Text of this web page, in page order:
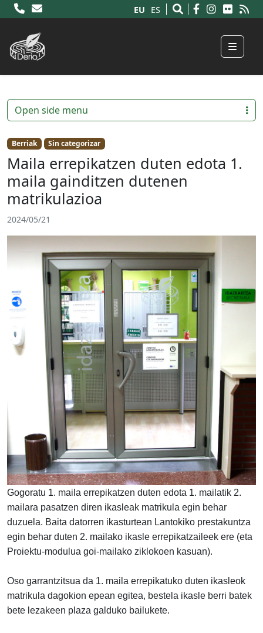
EU ES
Menu
Berriak Sin categorizar
Maila errepikatzen duten edota 1.
maila gainditzen dutenen
matrikulazioa
2024/05/21
Gogoratu 1. maila errepikatzen duten edota 1. mailatik 2.
mailara pasatzen diren ikasleak matrikula egin behar
duzuela. Baita datorren ikasturtean Lantokiko prestakuntza
egin behar duten 2. mailako ikasle errepikatzaileek ere (eta
Proiektu-modulua goi-mailako ziklokoen kasuan).
Oso garrantzitsua da 1. maila errepikatuko duten ikasleok
matrikula dagokion epean egitea, bestela ikasle berri batek
bete lezakeen plaza galduko bailukete.
Open side menu